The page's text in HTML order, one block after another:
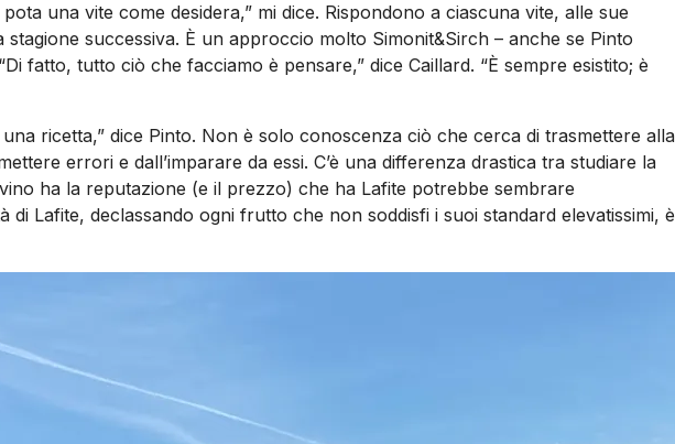
una vite come desidera,” mi dice. Rispondono a ciascuna vite, alle sue
successiva. È un approccio molto Simonit&Sirch – anche se Pinto
fatto, tutto ciò che facciamo è pensare,” dice Caillard. “È sempre esistito; è
ricetta,” dice Pinto. Non è solo conoscenza ciò che cerca di trasmettere alla
errori e dall’imparare da essi. C’è una differenza drastica tra studiare la
ha la reputazione (e il prezzo) che ha Lafite potrebbe sembrare
Lafite, declassando ogni frutto che non soddisfi i suoi standard elevatissimi, è